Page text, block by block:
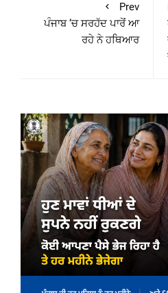
Prev
ਪੰਜਾਬ ‘ਚ ਸਰਹੱਦ ਪਾਰੋਂ ਆ
ਰਹੇ ਨੇ ਹਥਿਆਰ